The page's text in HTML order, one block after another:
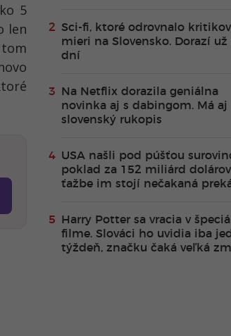
5
len
Sci-fi, ktoré odrovnalo
mieri na Slovensko. Dorazí už
dní
Na Netflix dorazila geniálna
novinka aj s dabingom. Má aj
slovenský rukopis
USA našli pod púšťou
poklad za 152 miliárd
ťažbe im stojí nečakaná
Harry Potter sa vracia v
filme. Slováci ho uvidia iba
týždeň, značku čaká veľká